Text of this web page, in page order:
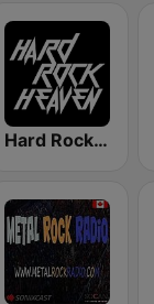
Hard Rock Heaven